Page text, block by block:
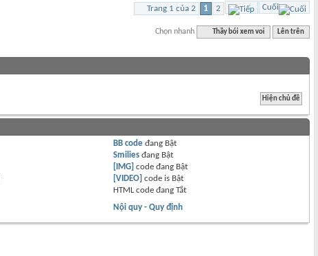
Trang 1 của 2 1 2 Cuối
Chọn nhanh Thầy bói xem voi Lên trên
BB code đang Bật
Smilies đang Bật
[IMG] code đang Bật
[VIDEO] code is Bật
HTML code đangTắt
Nội quy - Quy định